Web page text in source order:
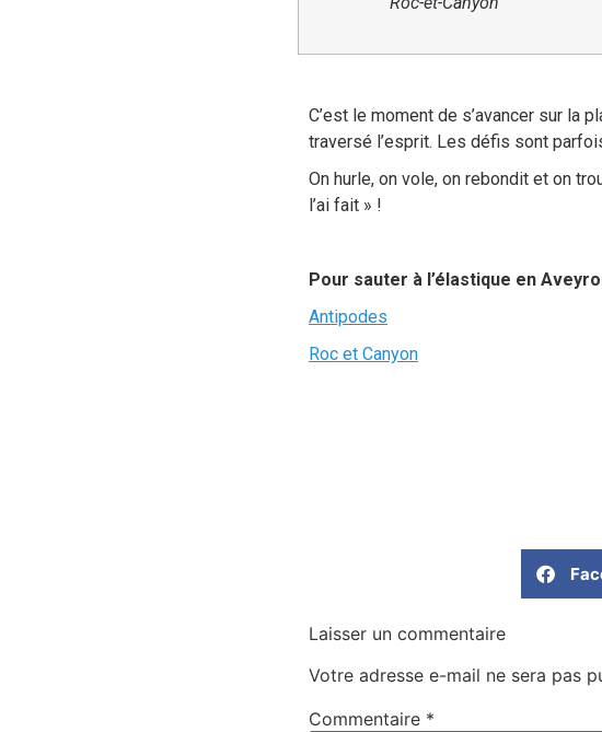
C’est le moment de s’avancer sur la
traversé l’esprit. Les défis sont
On hurle, on vole, on rebondit et on
l’ai fait » !
Pour sauter à l’élastique en
Antipodes
Roc et Canyon
Laisser un commentaire
Votre adresse e-mail ne sera pas
Commentaire *